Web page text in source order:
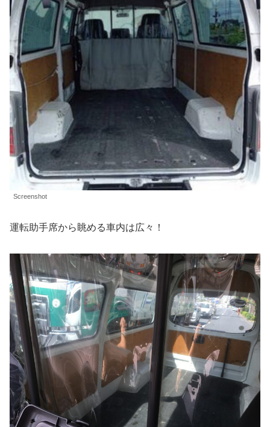
Screenshot
運転助手席から眺める車内は広々！